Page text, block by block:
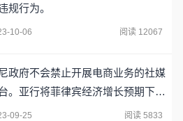
规行为。
10-06 阅读 12067
政府不会禁止开展电商业务的社媒
。亚行将菲律宾经济增长预期下调
。新加坡8月核心通胀放缓至
09-25 阅读 5833